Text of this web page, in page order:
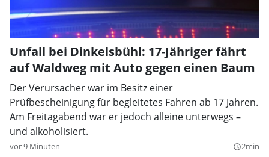
Unfall bei Dinkelsbühl: 17-Jähriger fährt
auf Waldweg mit Auto gegen einen Baum
Der Verursacher war im Besitz einer
Prüfbescheinigung für begleitetes Fahren ab 17 Jahren.
Am Freitagabend war er jedoch alleine unterwegs –
und alkoholisiert.
vor 9 Minuten query_builder2min